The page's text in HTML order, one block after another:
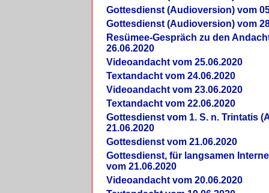
Gottesdienst (Audioversion) vom
Gottesdienst (Audioversion) vom
Re­sü­mee-Gespräch zu den
26.06.2020
Videoandacht vom 25.06.2020
Textandacht vom 24.06.2020
Videoandacht vom 23.06.2020
Textandacht vom 22.06.2020
Gottesdienst vom 1. S. n. Trintatis
21.06.2020
Gottesdienst vom 21.06.2020
Gottesdienst, für langsamen
vom 21.06.2020
Videoandacht vom 20.06.2020